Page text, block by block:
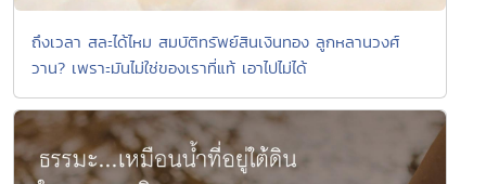
ถึงเวลา สละได้ไหม สมบัติทรัพย์สินเงินทอง ลูกหลานวงศ์
วาน? เพราะมันไม่ใช่ของเราที่แท้ เอาไปไม่ได้